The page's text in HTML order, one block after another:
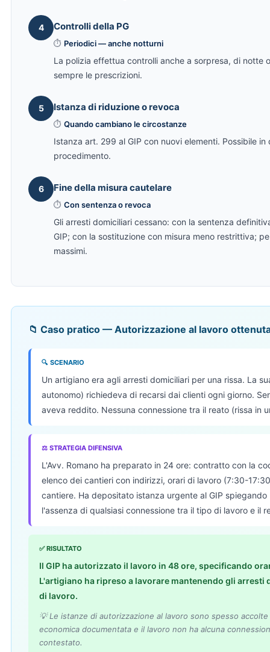
4 Controlli della PG
⏱ Periodici — anche notturni
La polizia effettua controlli anche a sorpresa, di notte
sempre le prescrizioni.
5 Istanza di riduzione o revoca
⏱ Quando cambiano le circostanze
Istanza art. 299 al GIP con nuovi elementi. Possibile in
procedimento.
6 Fine della misura cautelare
⏱ Con sentenza o revoca
Gli arresti domiciliari cessano: con la sentenza
GIP; con la sostituzione con misura meno restrittiva;
massimi.
📁 Caso pratico — Autorizzazione al lavoro
🔍 SCENARIO
Un artigiano era agli arresti domiciliari per una rissa. La
autonomo) richiedeva di recarsi dai clienti ogni giorno.
aveva reddito. Nessuna connessione tra il reato (rissa in
⚖ STRATEGIA DIFENSIVA
L'Avv. Romano ha preparato in 24 ore: contratto con la
elenco dei cantieri con indirizzi, orari di lavoro (7:30-
cantiere. Ha depositato istanza urgente al GIP
l'assenza di qualsiasi connessione tra il tipo di lavoro e il
✅ RISULTATO
Il GIP ha autorizzato il lavoro in 48 ore, specificando
L'artigiano ha ripreso a lavorare mantenendo gli
di lavoro.
💡 Le istanze di autorizzazione al lavoro sono spesso
economica documentata e il lavoro non ha alcuna
contestato.